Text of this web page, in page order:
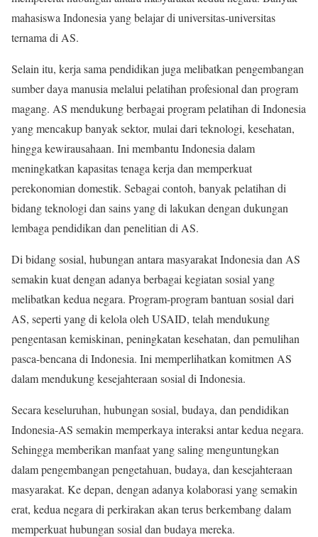
mahasiswa Indonesia yang belajar di universitas-universitas
ternama di AS.
Selain itu, kerja sama pendidikan juga melibatkan pengembangan
sumber daya manusia melalui pelatihan profesional dan program
magang. AS mendukung berbagai program pelatihan di Indonesia
yang mencakup banyak sektor, mulai dari teknologi, kesehatan,
hingga kewirausahaan. Ini membantu Indonesia dalam
meningkatkan kapasitas tenaga kerja dan memperkuat
perekonomian domestik. Sebagai contoh, banyak pelatihan di
bidang teknologi dan sains yang di lakukan dengan dukungan
lembaga pendidikan dan penelitian di AS.
Di bidang sosial, hubungan antara masyarakat Indonesia dan AS
semakin kuat dengan adanya berbagai kegiatan sosial yang
melibatkan kedua negara. Program-program bantuan sosial dari
AS, seperti yang di kelola oleh USAID, telah mendukung
pengentasan kemiskinan, peningkatan kesehatan, dan pemulihan
pasca-bencana di Indonesia. Ini memperlihatkan komitmen AS
dalam mendukung kesejahteraan sosial di Indonesia.
Secara keseluruhan, hubungan sosial, budaya, dan pendidikan
Indonesia-AS semakin memperkaya interaksi antar kedua negara.
Sehingga memberikan manfaat yang saling menguntungkan
dalam pengembangan pengetahuan, budaya, dan kesejahteraan
masyarakat. Ke depan, dengan adanya kolaborasi yang semakin
erat, kedua negara di perkirakan akan terus berkembang dalam
memperkuat hubungan sosial dan budaya mereka.